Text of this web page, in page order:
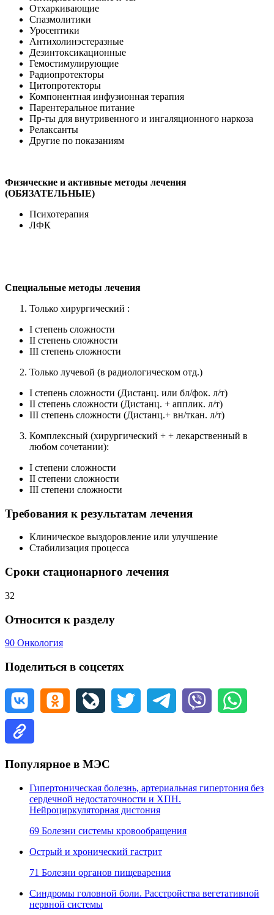
Отхаркивающие
Спазмолитики
Уросептики
Антихолинэстеразные
Дезинтоксикационные
Гемостимулирующие
Радиопротекторы
Цитопротекторы
Компонентная инфузионная терапия
Парентеральное питание
Пр-ты для внутривенного и ингаляционного наркоза
Релаксанты
Другие по показаниям
Физические и активные методы лечения
(ОБЯЗАТЕЛЬНЫЕ)
Психотерапия
ЛФК
Специальные методы лечения
Только хирургический :
I степень сложности
II степень сложности
III степень сложности
Только лучевой (в радиологическом отд.)
I степень сложности (Дистанц. или бл/фок. л/т)
II степень сложности (Дистанц. + апплик. л/т)
III степень сложности (Дистанц.+ вн/ткан. л/т)
Комплексный (хирургический + + лекарственный в
любом сочетании):
I степени сложности
II степени сложности
III степени сложности
Требования к результатам лечения
Клиническое выздоровление или улучшение
Стабилизация процесса
Сроки стационарного лечения
32
Относится к разделу
90 Онкология
Поделиться в соцсетях
Популярное в МЭС
Гипертоническая болезнь, артериальная гипертония без
сердечной недостаточности и ХПН.
Нейроциркуляторная дистония
69 Болезни системы кровообращения
Острый и хронический гастрит
71 Болезни органов пищеварения
Синдромы головной боли. Расстройства вегетативной
нервной системы